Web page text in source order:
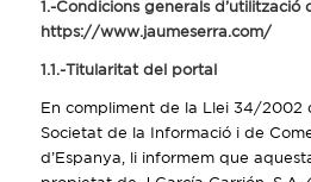
1.-Condicions generals d’utilització
https://www.jaumeserra.com/
1.1.-Titularitat del portal
En compliment de la Llei 34/2002
Societat de la Informació i de
d’Espanya, li informem que